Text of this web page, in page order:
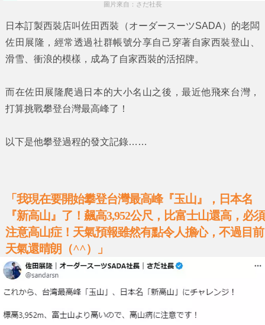
圖片來自：さだ社長
日本訂製西裝店叫佐田西裝 （オーダースーツSADA）的老闆
佐田展隆 ，經常透過社群帳號分享自己穿著自家西裝登山、
滑雪、衝浪的模樣，成為了自家西裝的活招牌。
而在佐田展隆爬過日本的大小名山之後，最近他飛來台灣 ，
打算挑戰攀登台灣最高峰了！
以下是他攀登過程的發文記錄……
「我現在要開始攀登台灣最高峰『玉山』，日本名
『新高山』了！飆高3,952公尺，比富士山還高，必須
注意高山症！天氣預報雖然有點令人擔心，不過目前
天氣還晴朗（^^）」